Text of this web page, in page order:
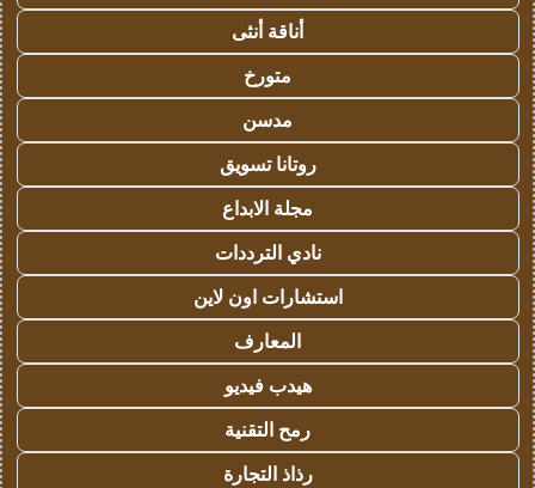
أناقة أنثى
متورخ
مدسن
روتانا تسويق
مجلة الابداع
نادي الترددات
استشارات اون لاين
المعارف
هيدب فيديو
رمح التقنية
رذاذ التجارة